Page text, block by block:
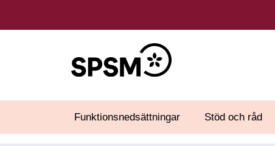
Funktionsnedsättningar Stöd och råd